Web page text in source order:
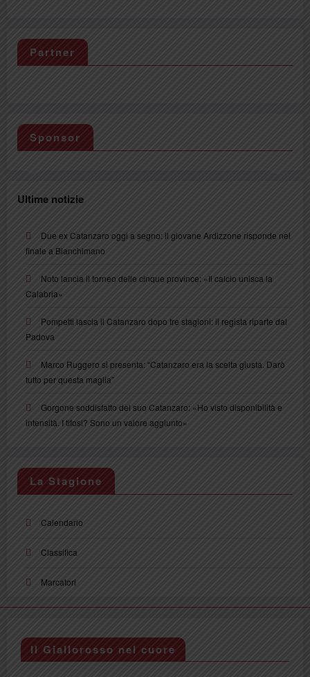
Partner
Sponsor
Ultime notizie
Due ex Catanzaro oggi a segno: il giovane Ardizzone risponde nel
finale a Bianchimano
Noto lancia il torneo delle cinque province: «Il calcio unisca la
Calabria»
Pompetti lascia il Catanzaro dopo tre stagioni: il regista riparte dal
Padova
Marco Ruggero si presenta: “Catanzaro era la scelta giusta. Darò
tutto per questa maglia”
Gorgone soddisfatto del suo Catanzaro: «Ho visto disponibilità e
intensità. I tifosi? Sono un valore aggiunto»
La Stagione
Calendario
Classifica
Marcatori
Il Giallorosso nel cuore